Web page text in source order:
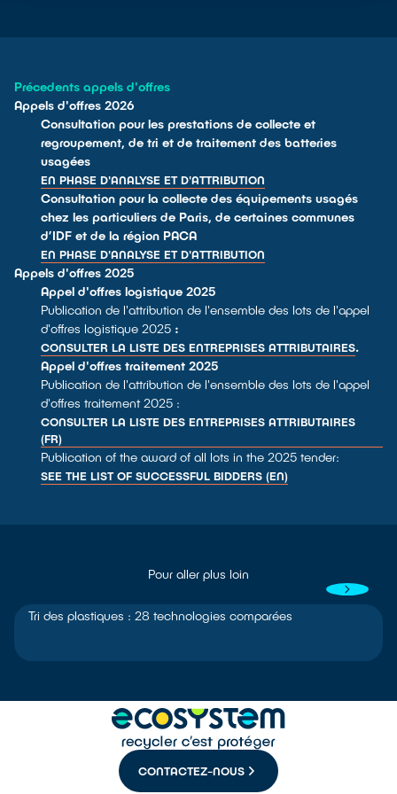
Précedents appels d'offres
Appels d'offres 2026
Consultation pour les prestations de collecte et
regroupement, de tri et de traitement des batteries
usagées
EN PHASE D'ANALYSE ET D'ATTRIBUTION
Consultation pour la collecte des équipements usagés
chez les particuliers de Paris, de certaines communes
d’IDF et de la région PACA
EN PHASE D'ANALYSE ET D'ATTRIBUTION
Appels d'offres 2025
Appel d'offres logistique 2025
Publication de l'attribution de l'ensemble des lots de l'appel
d'offres logistique 2025 :
CONSULTER LA LISTE DES ENTREPRISES ATTRIBUTAIRES.
Appel d'offres traitement 2025
Publication de l'attribution de l'ensemble des lots de l'appel
d'offres traitement 2025 :
CONSULTER LA LISTE DES ENTREPRISES ATTRIBUTAIRES
(FR)
Publication of the award of all lots in the 2025 tender:
SEE THE LIST OF SUCCESSFUL BIDDERS (EN)
Pour aller plus loin
Tri des plastiques : 28 technologies comparées
CONTACTEZ-NOUS